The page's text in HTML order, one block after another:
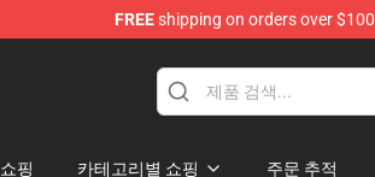
FREEshipping on orders over $100
쇼핑 카테고리별 쇼핑 주문 추적